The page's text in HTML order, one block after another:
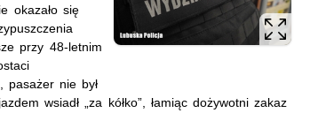
okazało się
przy 48-letnim
pasażer nie był
wsiadł „za kółko”, łamiąc dożywotni zakaz